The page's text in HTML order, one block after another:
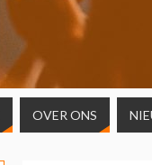
OVER ONS